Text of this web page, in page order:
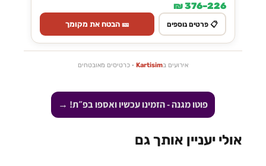
226–376 ₪
📋 פרטים נוספים 🎫 הבטח את מקומך
אירועים בKartisim · כרטיסים מאובטחים
פוטו מגנה - הזמינו עכשיו ואספו בפ״ת! →
אולי יעניין אותך גם